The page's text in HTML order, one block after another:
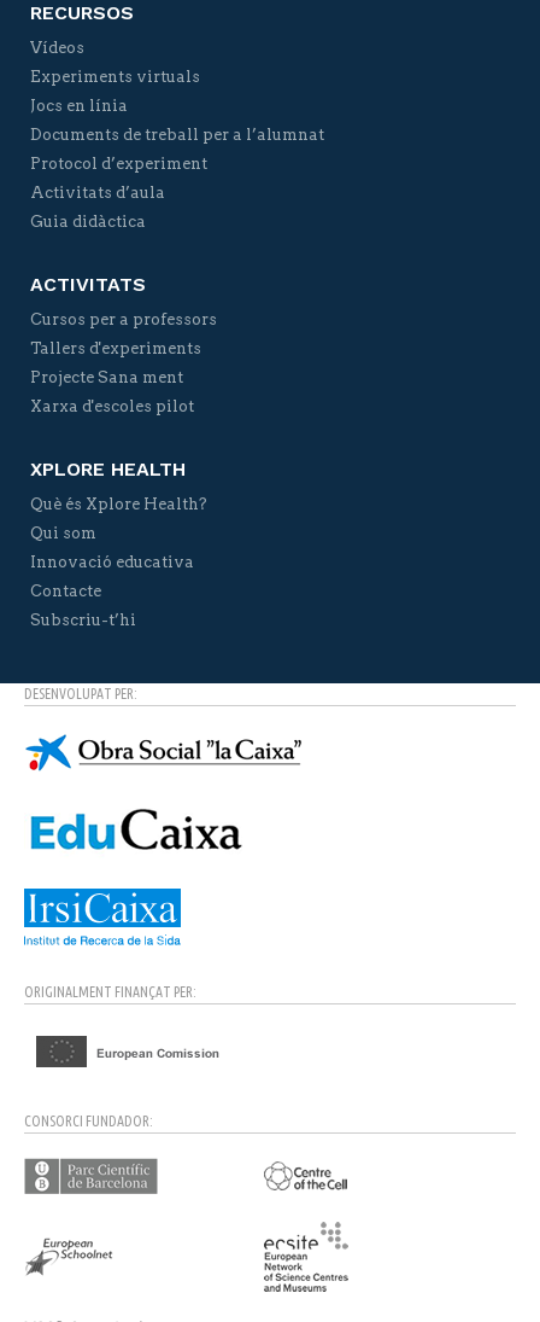
RECURSOS
Vídeos
Experiments virtuals
Jocs en línia
Documents de treball per a l’alumnat
Protocol d’experiment
Activitats d’aula
Guia didàctica
ACTIVITATS
Cursos per a professors
Tallers d'experiments
Projecte Sana ment
Xarxa d'escoles pilot
XPLORE HEALTH
Què és Xplore Health?
Qui som
Innovació educativa
Contacte
Subscriu-t’hi
DESENVOLUPAT PER:
ORIGINALMENT FINANÇAT PER:
CONSORCI FUNDADOR: